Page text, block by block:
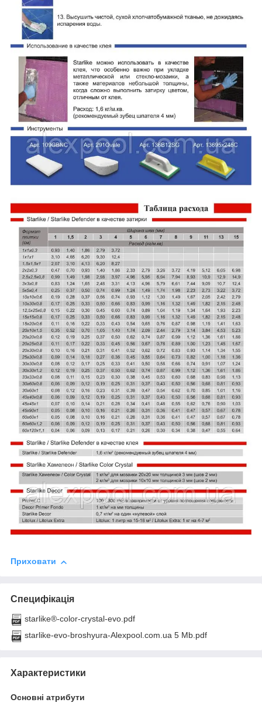
Приховати
Специфікація
starlike®-color-crystal-evo.pdf
starlike-evo-broshyura-Alexpool.com.ua 5 Mb.pdf
Характеристики
Основні атрибути